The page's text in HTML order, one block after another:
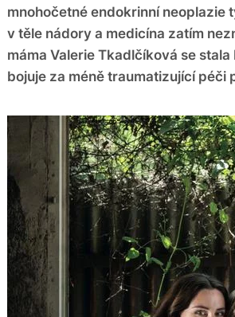
mnohočetné endokrinní neoplazie
v těle nádory a medicína zatím
máma Valerie Tkadlčíková se
bojuje za méně traumatizující péči